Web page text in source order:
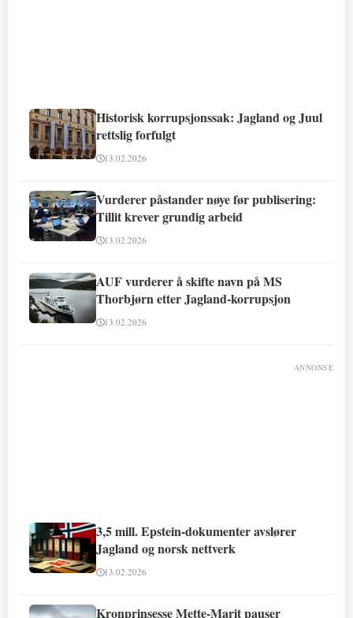
Historisk korrupsjonssak: Jagland og Juul
rettslig forfulgt
13.02.2026
Vurderer påstander nøye før publisering:
Tillit krever grundig arbeid
13.02.2026
AUF vurderer å skifte navn på MS
Thorbjørn etter Jagland-korrupsjon
13.02.2026
ANNONSE
3,5 mill. Epstein-dokumenter avslører
Jagland og norsk nettverk
13.02.2026
Kronprinsesse Mette-Marit pauser